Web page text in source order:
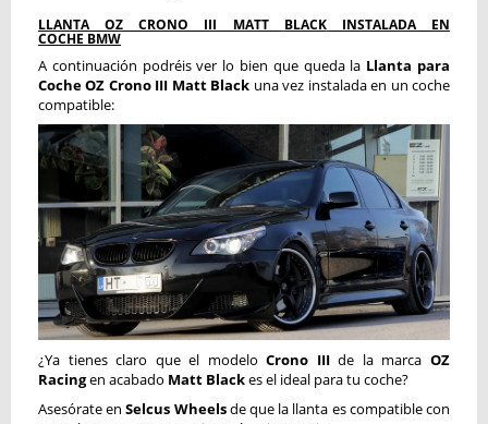
LLANTA OZ CRONO III MATT BLACKINSTALADA EN
COCHE BMW
A continuación podréis ver lo bien que queda la Llanta para
Coche OZ Crono III Matt Black una vez instalada en un coche
compatible:
¿Ya tienes claro que el modeloCrono IIIde la marcaOZ
Racingen acabado Matt Blackes el ideal para tu coche?
Asesórate enSelcus Wheelsde que la llanta es compatible con